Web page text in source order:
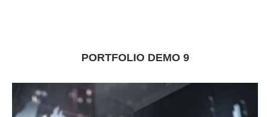
PORTFOLIO DEMO 9